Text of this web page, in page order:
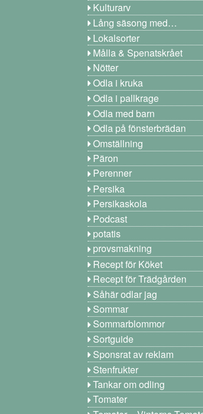
Kulturarv
Lång säsong med…
Lokalsorter
Målla & Spenatskrået
Nötter
Odla i kruka
Odla i pallkrage
Odla med barn
Odla på fönsterbrädan
Omställning
Päron
Perenner
Persika
Persikaskola
Podcast
potatis
provsmakning
Recept för Köket
Recept för Trädgården
Såhär odlar jag
Sommar
Sommarblommor
Sortguide
Sponsrat av reklam
Stenfrukter
Tankar om odling
Tomater